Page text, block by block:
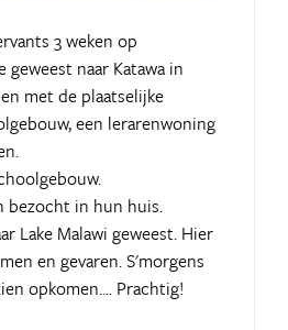
3 weken op
naar Katawa in
met de plaatselijke
een lerarenwoning
bezocht in hun huis.
Lake Malawi geweest. Hier
en gevaren. S'morgens
opkomen.... Prachtig!